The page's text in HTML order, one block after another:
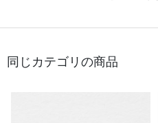
同じカテゴリの商品